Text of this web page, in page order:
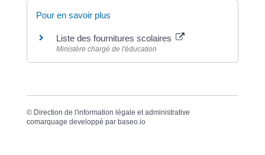
Pour en savoir plus
Liste des fournitures scolaires
Ministère chargé de l'éducation
© Direction de l'information légale et administrative
comarquage developpé par baseo.io